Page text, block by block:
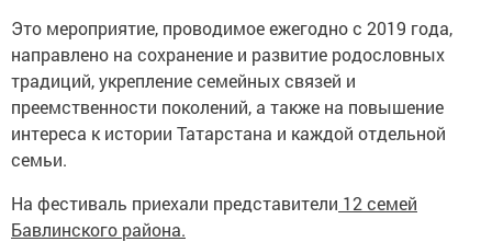
Это мероприятие, проводимое ежегодно с 2019 года,
направлено на сохранение и развитие родословных
традиций, укрепление семейных связей и
преемственности поколений, а также на повышение
интереса к истории Татарстана и каждой отдельной
семьи.
На фестиваль приехали представители 12 семей
Бавлинского района.